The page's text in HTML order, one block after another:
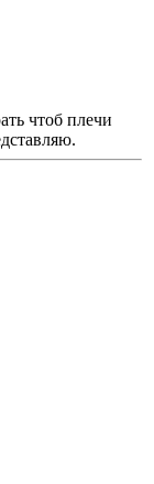
чтоб плечи